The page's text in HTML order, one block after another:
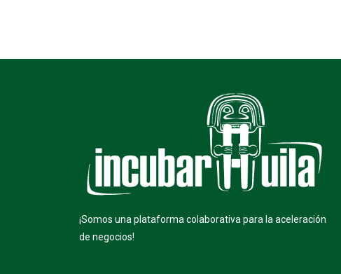
¡Somos una plataforma colaborativa para la aceleración
de negocios!